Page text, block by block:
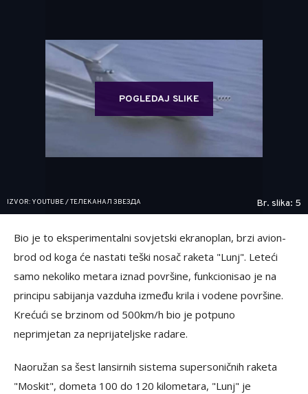
POGLEDAJ SLIKE
IZVOR: YOUTUBE / ТЕЛЕКАНАЛ ЗВЕЗДА Br. slika: 5
Bio je to eksperimentalni sovjetski ekranoplan, brzi avion-
brod od koga će nastati teški nosač raketa "Lunj". Leteći
samo nekoliko metara iznad površine, funkcionisao je na
principu sabijanja vazduha između krila i vodene površine.
Krećući se brzinom od 500km/h bio je potpuno
neprimjetan za neprijateljske radare.
Naoružan sa šest lansirnih sistema supersoničnih raketa
"Moskit", dometa 100 do 120 kilometara, "Lunj" je